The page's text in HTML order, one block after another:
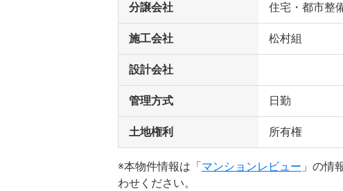
分譲会社 住宅・都市整
施工会社 松村組
設計会社
管理方式 日勤
土地権利 所有権
※本物件情報は「 マンションレビュー 」の情
わせください。